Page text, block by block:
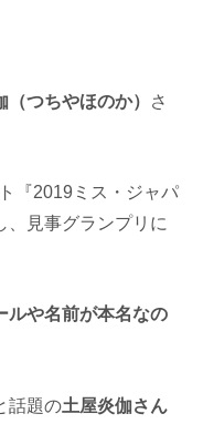
（つちやほのか） さ
『2019ミス・ジャパ
、見事グランプリに
ルや名前が本名なの
話題の土屋炎伽さん